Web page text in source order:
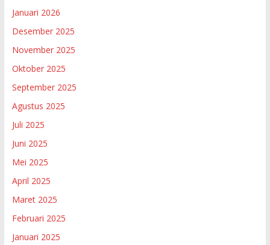
Januari 2026
Desember 2025
November 2025
Oktober 2025
September 2025
Agustus 2025
Juli 2025
Juni 2025
Mei 2025
April 2025
Maret 2025
Februari 2025
Januari 2025